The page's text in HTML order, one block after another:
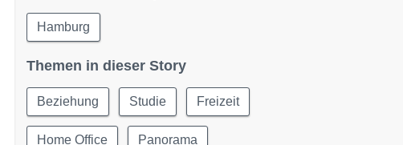
Hamburg
Themen in dieser Story
Beziehung Studie Freizeit
Home Office Panorama